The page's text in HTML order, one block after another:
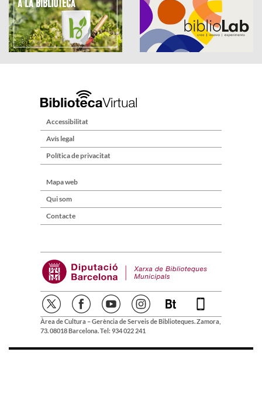
Accessibilitat
Avís legal
Política de privacitat
Mapa web
Qui som
Contacte
Àrea de Cultura – Gerència de Serveis de Biblioteques. Zamora,
73. 08018 Barcelona. Tel: 934 022 241